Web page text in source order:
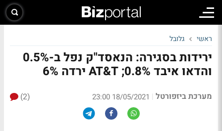
ראשי גלובל
ירידות בסגירה: הנאסד"ק נפל ב-0.5%
והדאו איבד 0.8%; AT&T ירדה 6%
מערכת ביזפורטל |
18/05/2021 23:00
(2)